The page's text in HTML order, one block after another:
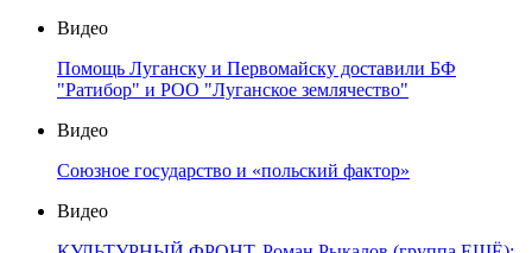
Видео
Помощь Луганску и Первомайску доставили БФ
"Ратибор" и РОО "Луганское землячество"
Видео
Союзное государство и «польский фактор»
Видео